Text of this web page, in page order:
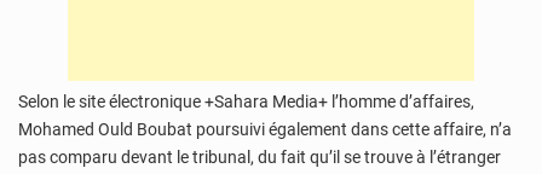
Selon le site électronique +Sahara Media+ l’homme d’affaires,
Mohamed Ould Boubat poursuivi également dans cette affaire, n’a
pas comparu devant le tribunal, du fait qu’il se trouve à l’étranger